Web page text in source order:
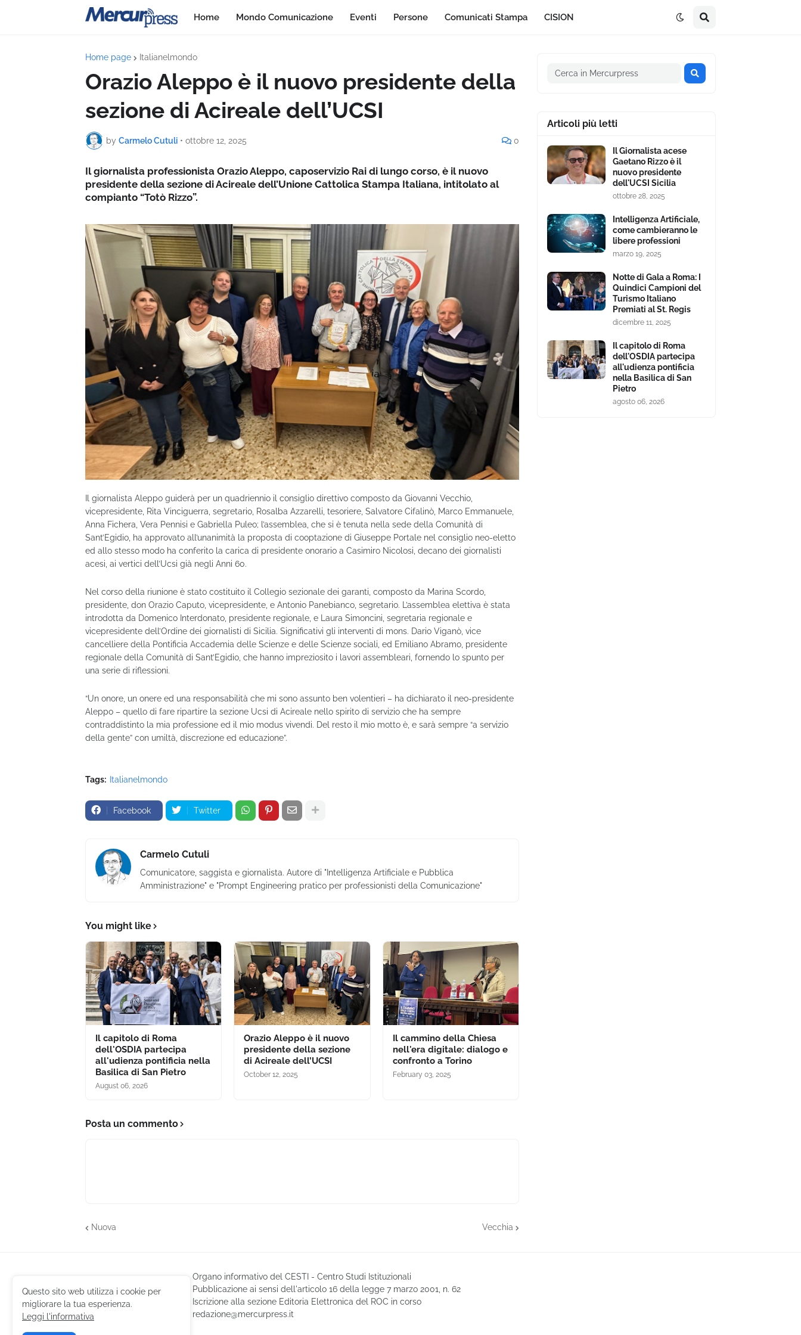
Home Mondo Comunicazione Eventi Persone Comunicati Stampa CISION
Home page Italianelmondo
Orazio Aleppo è il nuovo presidente della
sezione di Acireale dell’UCSI
by Carmelo Cutuli • ottobre 12, 2025 0
Il giornalista professionista Orazio Aleppo, caposervizio Rai di lungo corso, è il nuovo
presidente della sezione di Acireale dell’Unione Cattolica Stampa Italiana, intitolato al
compianto “Totò Rizzo”.
Il giornalista Aleppo guiderà per un quadriennio il consiglio direttivo composto da Giovanni Vecchio,
vicepresidente, Rita Vinciguerra, segretario, Rosalba Azzarelli, tesoriere, Salvatore Cifalinò, Marco Emmanuele,
Anna Fichera, Vera Pennisi e Gabriella Puleo; l’assemblea, che si è tenuta nella sede della Comunità di
Sant’Egidio, ha approvato all’unanimità la proposta di cooptazione di Giuseppe Portale nel consiglio neo-eletto
ed allo stesso modo ha conferito la carica di presidente onorario a Casimiro Nicolosi, decano dei giornalisti
acesi, ai vertici dell’Ucsi già negli Anni 60.
Nel corso della riunione è stato costituito il Collegio sezionale dei garanti, composto da Marina Scordo,
presidente, don Orazio Caputo, vicepresidente, e Antonio Panebianco, segretario. L’assemblea elettiva è stata
introdotta da Domenico Interdonato, presidente regionale, e Laura Simoncini, segretaria regionale e
vicepresidente dell’Ordine dei giornalisti di Sicilia. Significativi gli interventi di mons. Dario Viganò, vice
cancelliere della Pontificia Accademia delle Scienze e delle Scienze sociali, ed Emiliano Abramo, presidente
regionale della Comunità di Sant’Egidio, che hanno impreziosito i lavori assembleari, fornendo lo spunto per
una serie di riflessioni.
“Un onore, un onere ed una responsabilità che mi sono assunto ben volentieri – ha dichiarato il neo-presidente
Aleppo – quello di fare ripartire la sezione Ucsi di Acireale nello spirito di servizio che ha sempre
contraddistinto la mia professione ed il mio modus vivendi. Del resto il mio motto è, e sarà sempre “a servizio
della gente” con umiltà, discrezione ed educazione”.
Tags: Italianelmondo
Facebook Twitter
Carmelo Cutuli
Comunicatore, saggista e giornalista. Autore di "Intelligenza Artificiale e Pubblica
Amministrazione" e "Prompt Engineering pratico per professionisti della Comunicazione"
You might like
Il capitolo di Roma
dell'OSDIA partecipa
all'udienza pontificia nella
Basilica di San Pietro
August 06, 2026
Orazio Aleppo è il nuovo
presidente della sezione
di Acireale dell’UCSI
October 12, 2025
Il cammino della Chiesa
nell'era digitale: dialogo e
confronto a Torino
February 03, 2025
Posta un commento
Nuova Vecchia
Articoli più letti
Il Giornalista acese
Gaetano Rizzo è il
nuovo presidente
dell'UCSI Sicilia
ottobre 28, 2025
Intelligenza Artificiale,
come cambieranno le
libere professioni
marzo 19, 2025
Notte di Gala a Roma: I
Quindici Campioni del
Turismo Italiano
Premiati al St. Regis
dicembre 11, 2025
Il capitolo di Roma
dell'OSDIA partecipa
all'udienza pontificia
nella Basilica di San
Pietro
agosto 06, 2026
Organo informativo del CESTI - Centro Studi Istituzionali
Pubblicazione ai sensi dell'articolo 16 della legge 7 marzo 2001, n. 62
Iscrizione alla sezione Editoria Elettronica del ROC in corso
redazione@mercurpress.it
Questo sito web utilizza i cookie per
migliorare la tua esperienza.
Leggi l'informativa